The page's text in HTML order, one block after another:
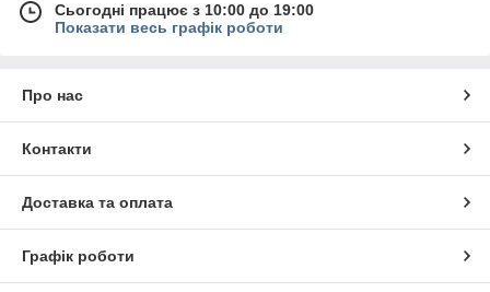
Сьогодні працює з 10:00 до 19:00
Показати весь графік роботи
Про нас
Контакти
Доставка та оплата
Графік роботи